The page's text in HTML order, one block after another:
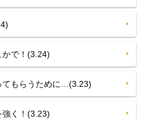
で！(3.24)
てもらうために…(3.23)
く！(3.23)